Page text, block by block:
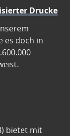
Drucke
es doch in
bietet mit